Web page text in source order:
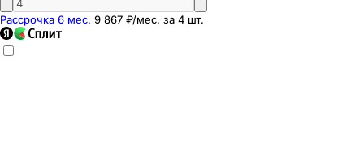
Рассрочка 6 мес. 9 867 ₽/мес. за 4 шт.